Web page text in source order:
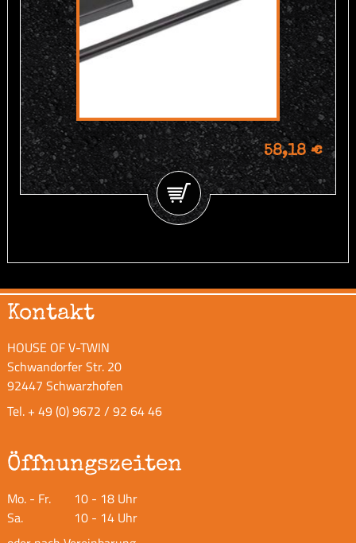
58,18 €
Kontakt
HOUSE OF V-TWIN
Schwandorfer Str. 20
92447 Schwarzhofen
Tel. + 49 (0) 9672 / 92 64 46
Öffnungszeiten
Mo. - Fr.
10 - 18 Uhr
Sa.
10 - 14 Uhr